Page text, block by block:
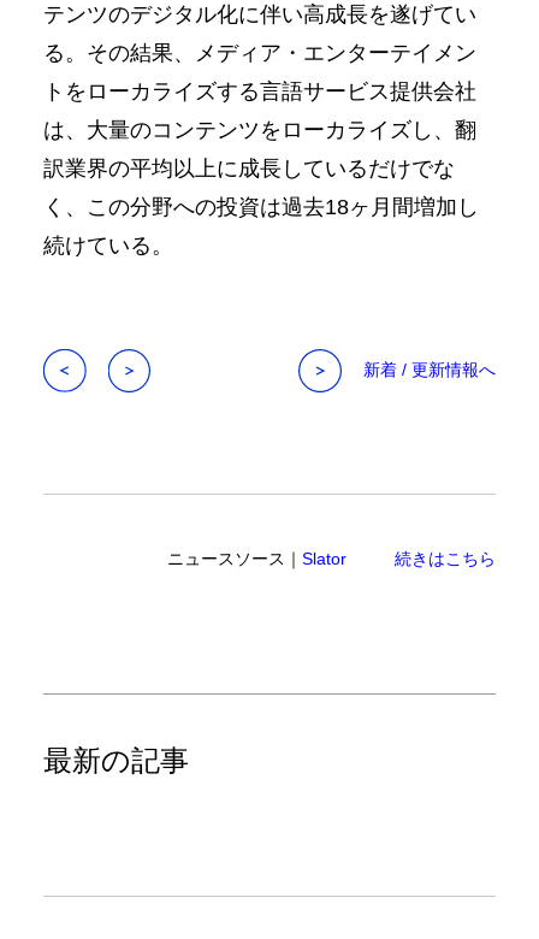
テンツのデジタル化に伴い高成長を遂げてい
る。その結果、メディア・エンターテイメン
トをローカライズする言語サービス提供会社
は、大量のコンテンツをローカライズし、翻
訳業界の平均以上に成長しているだけでな
く、この分野への投資は過去18ヶ月間増加し
続けている。
新着 / 更新情報へ
ニュースソース｜Slator 続きはこちら
最新の記事